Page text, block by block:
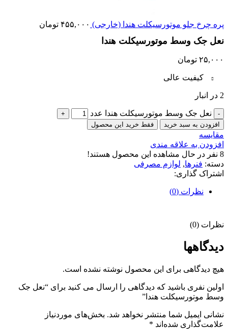
پره چرخ جلو موتورسیکلت هندا (خارجی) ۴۵۵,۰۰۰ تومان
نعل جک وسط موتورسیکلت هندا
۲۵,۰۰۰ تومان
کیفیت عالی
2 در انبار
نعل جک وسط موتورسیکلت هندا عدد
افزودن به سبد خرید فقط خرید این محصول
مقایسه
افزودن به علاقه مندی
8 نفر در حال مشاهده این محصول هستند!
دسته: فنرها, لوازم مصرفی
اشتراک گذاری:
نظرات (0)
نظرات (0)
دیدگاهها
هیچ دیدگاهی برای این محصول نوشته نشده است.
اولین نفری باشید که دیدگاهی را ارسال می کنید برای “نعل جک
وسط موتورسیکلت هندا”
نشانی ایمیل شما منتشر نخواهد شد. بخش‌های موردنیاز
علامت‌گذاری شده‌اند *